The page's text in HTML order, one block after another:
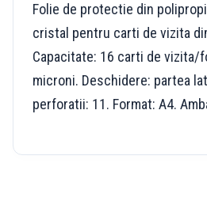
Folie de protectie din
cristal pentru carti de vizita
Capacitate: 16 carti de vizita/
microni. Deschidere: partea
perforatii: 11. Format: A4.